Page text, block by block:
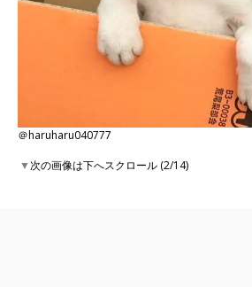
＠haruharu040777
▼次の画像は下へスクロール (2/14)